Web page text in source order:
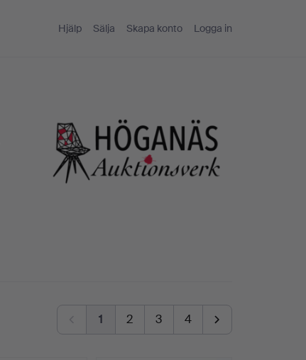
Hjälp Sälja Skapa konto Logga in
1 2 3 4